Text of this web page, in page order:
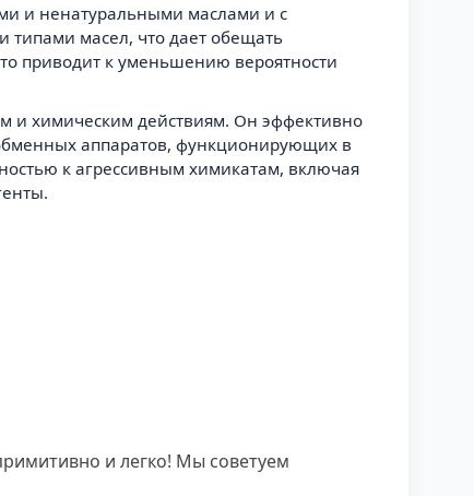
и ненатуральными маслами и с
типами масел, что дает обещать
приводит к уменьшению вероятности
и химическим действиям. Он эффективно
аппаратов, функционирующих в
к агрессивным химикатам, включая
и легко! Мы советуем